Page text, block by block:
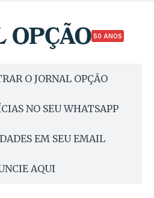
50 ANOS
O JORNAL OPÇÃO
NO SEU WHATSAPP
EM SEU EMAIL
AQUI